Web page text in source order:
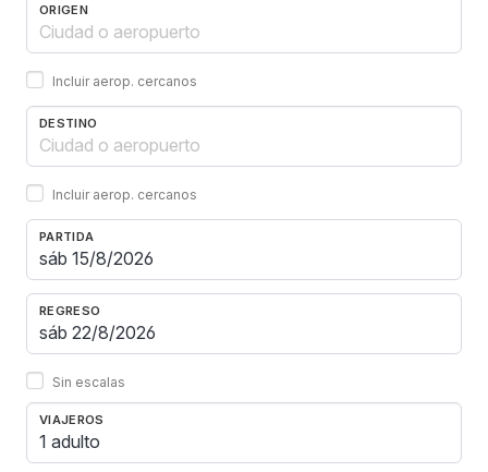
ORIGEN
Incluir aerop. cercanos
DESTINO
Incluir aerop. cercanos
PARTIDA
REGRESO
Sin escalas
VIAJEROS
1 adulto